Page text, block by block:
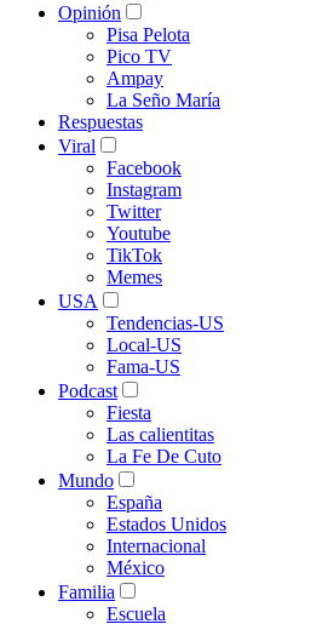
Opinión
Pisa Pelota
Pico TV
Ampay
La Seño María
Respuestas
Viral
Facebook
Instagram
Twitter
Youtube
TikTok
Memes
USA
Tendencias-US
Local-US
Fama-US
Podcast
Fiesta
Las calientitas
La Fe De Cuto
Mundo
España
Estados Unidos
Internacional
México
Familia
Escuela